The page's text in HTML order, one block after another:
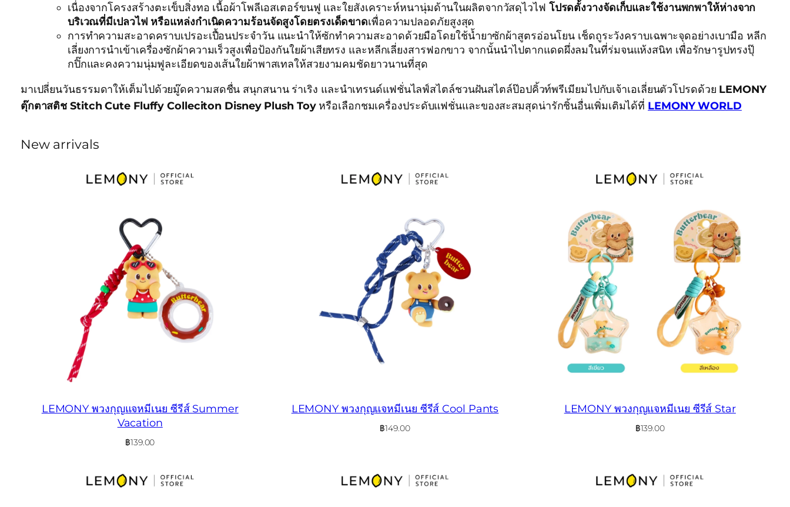
เนื่องจากโครงสร้างตะเข็บสิ่งทอ เนื้อผ้าโพลีเอสเตอร์ขนฟู และใยสังเคราะห์หนานุ่มด้านในผลิตจากวัสดุไวไฟ โปรดตั้งวางจัดเก็บและใช้งานพกพาให้ห่างจาก
บริเวณที่มีเปลวไฟ หรือแหล่งกำเนิดความร้อนจัดสูงโดยตรงเด็ดขาดเพื่อความปลอดภัยสูงสุด
การทำความสะอาดคราบเปรอะเปื้อนประจำวัน แนะนำให้ซักทำความสะอาดด้วยมือโดยใช้น้ำยาซักผ้าสูตรอ่อนโยน เช็ดถูระวังคราบเฉพาะจุดอย่างเบามือ หลีก
เลี่ยงการนำเข้าเครื่องซักผ้าความเร็วสูงเพื่อป้องกันใยผ้าเสียทรง และหลีกเลี่ยงสารฟอกขาว จากนั้นนำไปตากแดดผึ่งลมในที่ร่มจนแห้งสนิท เพื่อรักษารูปทรงปุ๊
กปิ๊กและคงความนุ่มฟูละเอียดของเส้นใยผ้าพาสเทลให้สวยงามคมชัดยาวนานที่สุด
มาเปลี่ยนวันธรรมดาให้เต็มไปด้วยมู๊ดความสดชื่น สนุกสนาน ร่าเริง และนำเทรนด์แฟชั่นไลฟ์สไตล์ชวนฝันสไตล์ป๊อปคิ้วท์พรีเมียมไปกับเจ้าเอเลี่ยนตัวโปรดด้วย LEMONY
ตุ๊กตาสติช Stitch Cute Fluffy Colleciton Disney Plush Toyหรือเลือกชมเครื่องประดับแฟชั่นและของสะสมสุดน่ารักชิ้นอื่นเพิ่มเติมได้ที่ LEMONY WORLD
New arrivals
LEMONY พวงกุญแจหมีเนย ซีรีส์ Summer
Vacation
฿139.00
LEMONY พวงกุญแจหมีเนย ซีรีส์ Cool Pants
฿149.00
LEMONY พวงกุญแจหมีเนย ซีรีส์ Star
฿139.00